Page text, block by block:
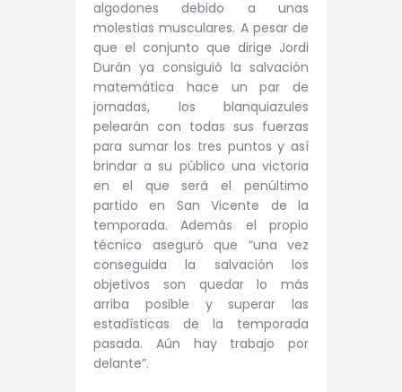
algodones debido a unas
molestias musculares. A pesar de
que el conjunto que dirige Jordi
Durán ya consiguió la salvación
matemática hace un par de
jornadas, los blanquiazules
pelearán con todas sus fuerzas
para sumar los tres puntos y así
brindar a su público una victoria
en el que será el penúltimo
partido en San Vicente de la
temporada. Además el propio
técnico aseguró que “una vez
conseguida la salvación los
objetivos son quedar lo más
arriba posible y superar las
estadísticas de la temporada
pasada. Aún hay trabajo por
delante”.